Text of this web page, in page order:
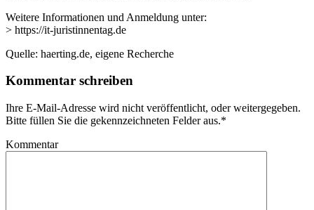
Weitere Informationen und Anmeldung unter:
> https://it-juristinnentag.de
Quelle: haerting.de, eigene Recherche
Kommentar schreiben
Ihre E-Mail-Adresse wird nicht veröffentlicht, oder weitergegeben.
Bitte füllen Sie die gekennzeichneten Felder aus.*
Kommentar